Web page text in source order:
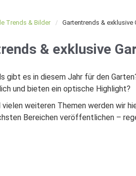
Trends & Bilder Gartentrends & exklusive
& exklusive
gibt es in diesem Jahr für den
und bieten ein optische Highlight?
vielen weiteren Themen werden wir
Bereichen veröffentlichen –